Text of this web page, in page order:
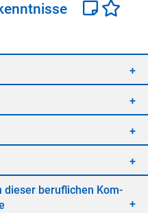
die­ser be­ruf­li­chen Kom­